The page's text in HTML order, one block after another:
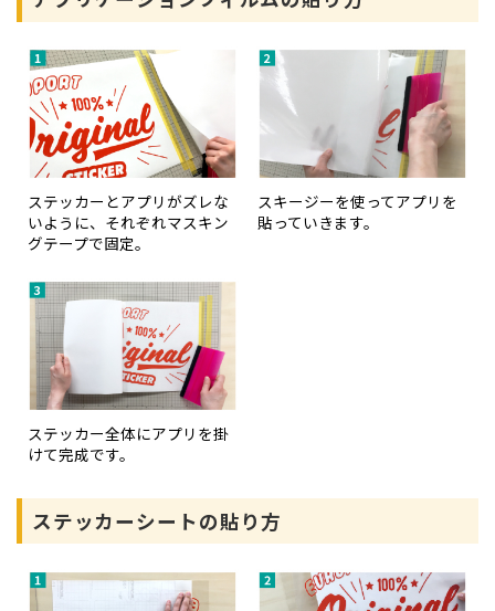
ステッカーとアプリがズレな
いように、それぞれマスキン
グテープで固定。
スキージーを使ってアプリを
貼っていきます。
ステッカー全体にアプリを掛
けて完成です。
ステッカーシートの貼り方